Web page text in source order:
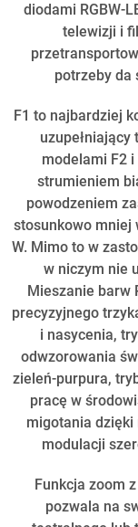
diodami RGBW-
telewizji i
potrzeby da
F1 to najbardziej
modelami F2
strumieniem
powodzeniem
stosunkowo mniej
W. Mimo to w
w niczym nie
Mieszanie barw
precyzyjnego
i nasycenia,
odwzorowania
zieleń-purpura,
pracę w
migotania
modulacji
Funkcja zoom
pozwala na